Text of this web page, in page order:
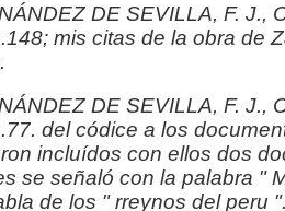
DE SEVILLA, F. J.,
mis citas de la obra de
DE SEVILLA, F. J.,
del códice a los
incluídos con ellos dos
se señaló con la palabra "
de los " rreynos del peru